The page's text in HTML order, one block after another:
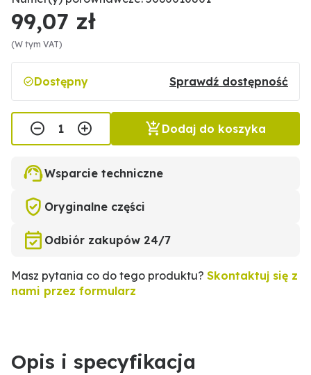
99,07 zł
(W tym VAT)
Dostępny Sprawdź dostępność
Dodaj do koszyka
Wsparcie techniczne
Oryginalne części
Odbiór zakupów 24/7
Masz pytania co do tego produktu? Skontaktuj się z
nami przez formularz
Opis i specyfikacja